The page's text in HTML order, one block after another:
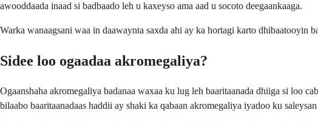
awooddaada inaad si badbaado leh u kaxeyso ama aad u socoto deegaankaaga.
Warka wanaagsani waa in daawaynta saxda ahi ay ka hortagi karto dhibaatooyin
Sidee loo ogaadaa akromegaliya?
Ogaanshaha akromegaliya badanaa waxaa ku lug leh baaritaanada dhiiga si loo
bilaabo baaritaanadaas haddii ay shaki ka qabaan akromegaliya iyadoo ku